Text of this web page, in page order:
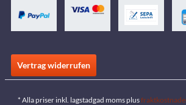
Vertrag widerrufen
* Alla priser inkl. lagstadgad moms plus